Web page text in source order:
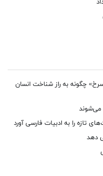
چگونه به راز شناخت انسان
می‌شوند
تازه را به ادبیات فارسی آورد
دهد